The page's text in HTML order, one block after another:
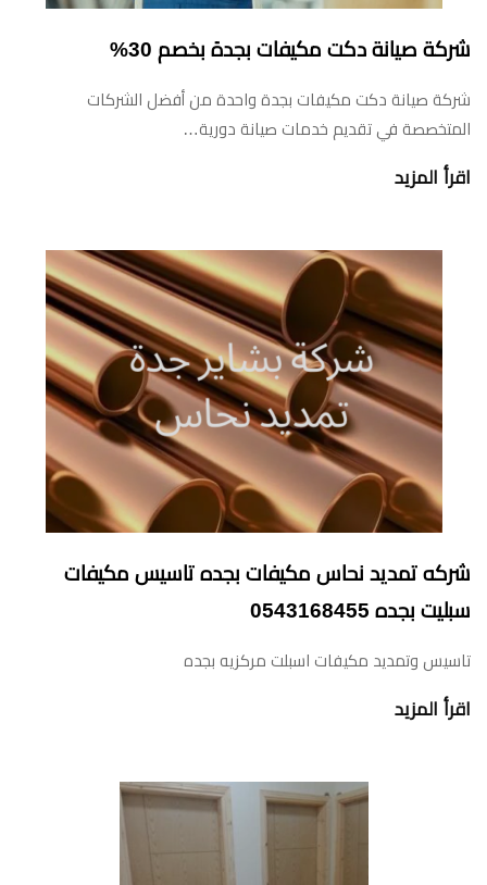
شركة صيانة دكت مكيفات بجدة بخصم 30%
شركة صيانة دكت مكيفات بجدة واحدة من أفضل الشركات
المتخصصة في تقديم خدمات صيانة دورية…
اقرأ المزيد
شركه تمديد نحاس مكيفات بجده تاسيس مكيفات
سبليت بجده 0543168455
تاسيس وتمديد مكيفات اسبلت مركزيه بجده
اقرأ المزيد